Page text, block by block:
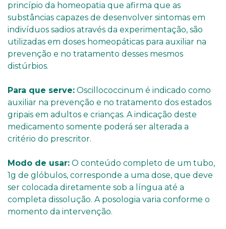
princípio da homeopatia que afirma que as
substâncias capazes de desenvolver sintomas em
indivíduos sadios através da experimentação, são
utilizadas em doses homeopáticas para auxiliar na
prevenção e no tratamento desses mesmos
distúrbios.
Para que serve: Oscillococcinum é indicado como
auxiliar na prevenção e no tratamento dos estados
gripais em adultos e crianças. A indicação deste
medicamento somente poderá ser alterada a
critério do prescritor.
Modo de usar: O conteúdo completo de um tubo,
1g de glóbulos, corresponde a uma dose, que deve
ser colocada diretamente sob a língua até a
completa dissolução. A posologia varia conforme o
momento da intervenção.